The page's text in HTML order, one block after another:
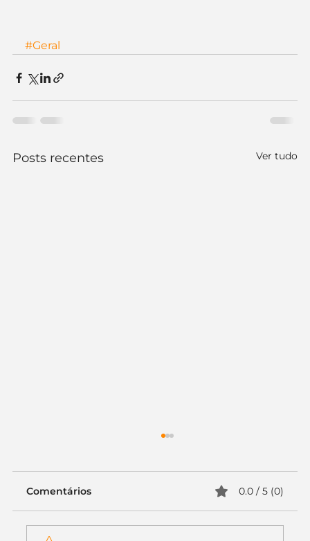
#Geral
Posts recentes Ver tudo
Comentários 0.0 / 5 (0)